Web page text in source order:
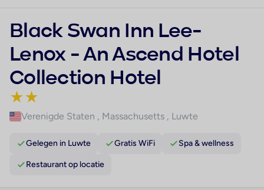
Black Swan Inn Lee-
Lenox - An Ascend Hotel
Collection Hotel
★★
Verenigde Staten , Massachusetts , Luwte
Gelegen in Luwte Gratis WiFi Spa & wellness
Restaurant op locatie